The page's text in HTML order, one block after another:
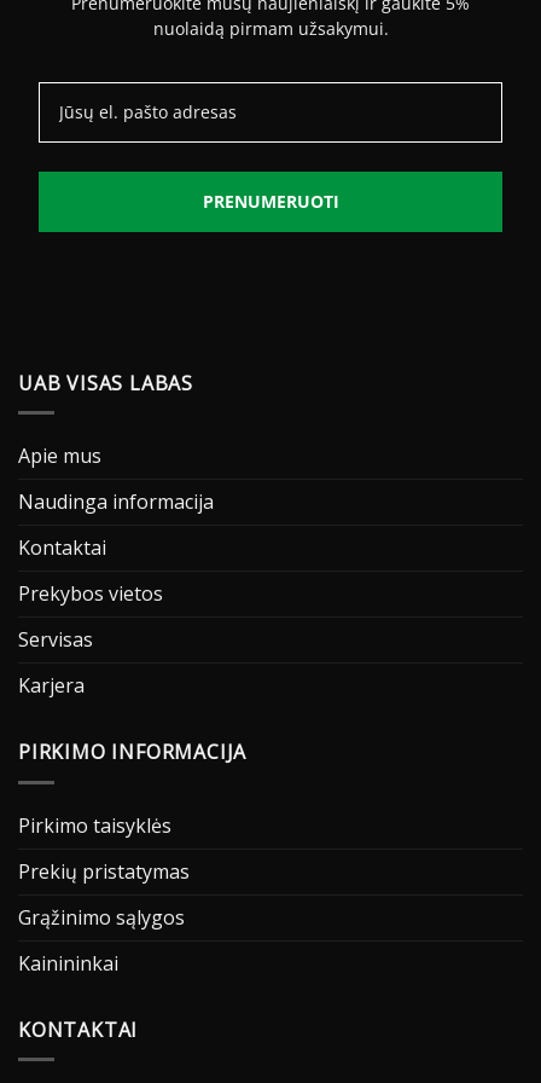
nuolaidą pirmam užsakymui.
PRENUMERUOTI
UAB VISAS LABAS
Apie mus
Naudinga informacija
Kontaktai
Prekybos vietos
Servisas
Karjera
PIRKIMO INFORMACIJA
Pirkimo taisyklės
Prekių pristatymas
Grąžinimo sąlygos
Kainininkai
KONTAKTAI